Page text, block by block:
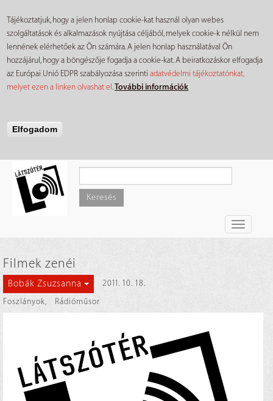
Tájékoztatjuk, hogy a jelen honlap cookie-kat használ olyan webes
szolgáltatások és alkalmazások nyújtása céljából, melyek cookie-k nélkül nem
lennének elérhetőek az Ön számára. A jelen honlap használatával Ön
hozzájárul, hogy a böngészője fogadja a cookie-kat. A beiratkozáskor elfogadja
az Európai Unió EDPR szabályozása szerintiadatvédelmi tájékoztatónkat,
melyet ezen a linken olvashat el.További információk
Elfogadom
tartalomra
Keresés
Toggle
Filmek zenéi
Bobák Zsuzsanna
2011. 10. 18.
Foszlányok, Rádióműsor